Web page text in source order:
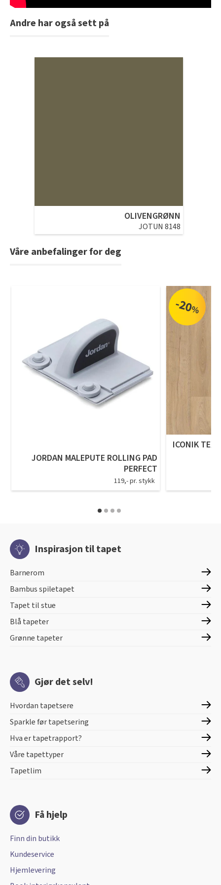
Andre har også sett på
OLIVENGRØNN
JOTUN 8148
Våre anbefalinger for deg
JORDAN MALEPUTE ROLLING PAD
PERFECT
119,- pr. stykk
-20%
ICONIK
Inspirasjon til tapet
Barnerom
Bambus spiletapet
Tapet til stue
Blå tapeter
Grønne tapeter
Gjør det selv!
Hvordan tapetsere
Sparkle før tapetsering
Hva er tapetrapport?
Våre tapettyper
Tapetlim
Få hjelp
Finn din butikk
Kundeservice
Hjemlevering